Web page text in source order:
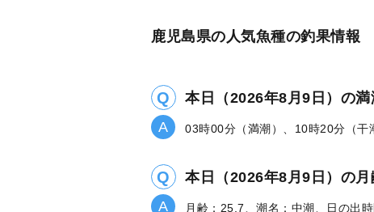
鹿児島県の人気魚種の釣果情報
本日（2026年8月9日）の
03時00分（満潮）、10時20分（干
本日（2026年8月9日）の
月齢：25.7、潮名：中潮、日の出